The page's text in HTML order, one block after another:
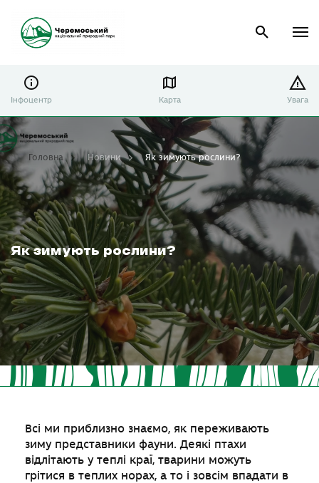
Інфоцентр Карта Увага
Як зимують рослини?
Головна Новини Як зимують рослини?
Всі ми приблизно знаємо, як переживають
зиму представники фауни. Деякі птахи
відлітають у теплі краї, тварини можуть
грітися в теплих норах, а то і зовсім впадати в